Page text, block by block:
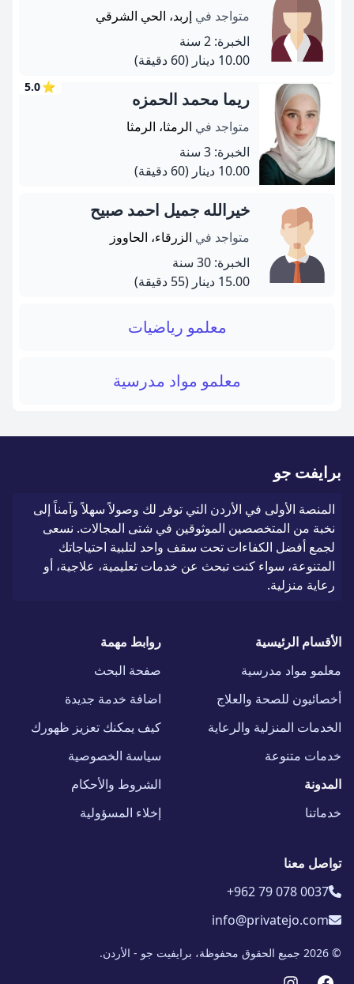
متواجد في إربد، الحي الشرقي
الخبرة: 2 سنة
10.00 دينار
(60 دقيقة)
⭐
5.0
ريما محمد الحمزه
متواجد في الرمثا، الرمثا
الخبرة: 3 سنة
10.00 دينار
(60 دقيقة)
خيرالله جميل احمد صبيح
متواجد في الزرقاء، الحاووز
الخبرة: 30 سنة
15.00 دينار
(55 دقيقة)
معلمو رياضيات
معلمو مواد مدرسية
برايفت جو
المنصة الأولى في الأردن التي توفر لك وصولاً سهلاً وآمناً إلى
نخبة من المتخصصين الموثوقين في شتى المجالات. نسعى
لجمع أفضل الكفاءات تحت سقف واحد لتلبية احتياجاتك
المتنوعة، سواء كنت تبحث عن خدمات تعليمية، علاجية، أو
رعاية منزلية.
الأقسام الرئيسية
معلمو مواد مدرسية
أخصائيون للصحة والعلاج
الخدمات المنزلية والرعاية
خدمات متنوعة
المدونة
خدماتنا
روابط مهمة
صفحة البحث
اضافة خدمة جديدة
كيف يمكنك تعزيز ظهورك
سياسة الخصوصية
الشروط والأحكام
إخلاء المسؤولية
تواصل معنا
+962 79 078 0037
info@privatejo.com
© 2026 جميع الحقوق محفوظة، برايفيت جو - الأردن.